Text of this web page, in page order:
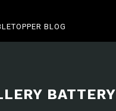
BLOG
BATTERY